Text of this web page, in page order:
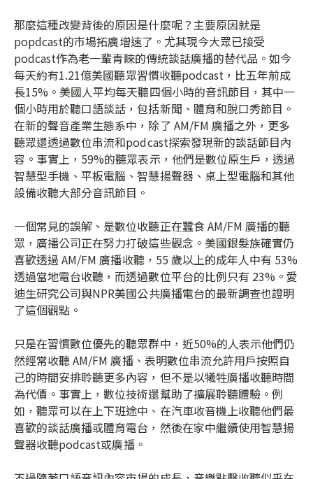
那麼這種改變背後的原因是什麼呢？主要原因就是
popdcast的市場拓廣增速了。尤其現今大眾已接受
podcast作為老一輩青睞的傳統談話廣播的替代品。如今
每天約有1.21億美國聽眾習慣收聽podcast，比五年前成
長15% 。美國人平均每天聽四個小時的音訊節目，其中一
個小時用於聽口語談話，包括新聞、體育和脫口秀節目。
在新的聲音產業生態系中，除了 AM/FM 廣播之外，更多
聽眾還透過數位串流和podcast探索發現新的談話節目內
容。事實上， 59%的聽眾表示，他們是數位原生戶，透過
智慧型手機、平板電腦、智慧揚聲器、桌上型電腦和其他
設備收聽大部分音訊節目。
一個常見的誤解、是數位收聽正在蠶食 AM/FM 廣播的聽
眾，廣播公司正在努力打破這些觀念。美國銀髮族確實仍
喜歡透過 AM/FM 廣播收聽，55 歲以上的成年人中有 53%
透過當地電台收聽，而透過數位平台的比例只有 23%。愛
迪生研究公司與NPR美國公共廣播電台的最新調查也證明
了這個觀點。
只是在習慣數位優先的聽眾群中，近50%的人表示他們仍
然經常收聽 AM/FM 廣播、表明數位串流允許用戶按照自
己的時間安排聆聽更多內容，但不是以犧牲廣播收聽時間
為代價。事實上，數位技術還幫助了擴展聆聽體驗。例
如，聽眾可以在上下班途中、在汽車收音機上收聽他們最
喜歡的談話廣播或體育電台，然後在家中繼續使用智慧揚
聲器收聽podcast或廣播。